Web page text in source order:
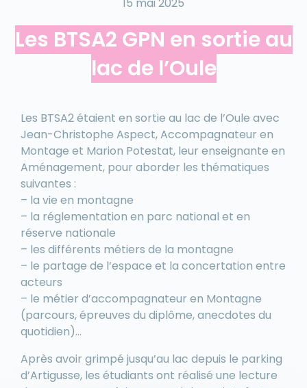
15 mai 2025
Les BTSA2 GPN en sortie au
lac de l’Oule
Les BTSA2 étaient en sortie au lac de l’Oule avec
Jean-Christophe Aspect, Accompagnateur en
Montage et Marion Potestat, leur enseignante en
Aménagement, pour aborder les thématiques
suivantes :
– la vie en montagne
– la réglementation en parc national et en
réserve nationale
– les différents métiers de la montagne
– le partage de l’espace et la concertation entre
acteurs
– le métier d’accompagnateur en Montagne
(parcours, épreuves du diplôme, anecdotes du
quotidien)…
Après avoir grimpé jusqu’au lac depuis le parking
d’Artigusse, les étudiants ont réalisé une lecture